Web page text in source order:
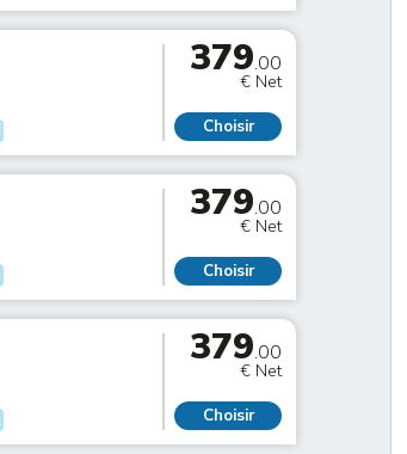
379.00
€ Net
Choisir
379.00
€ Net
Choisir
379.00
€ Net
Choisir